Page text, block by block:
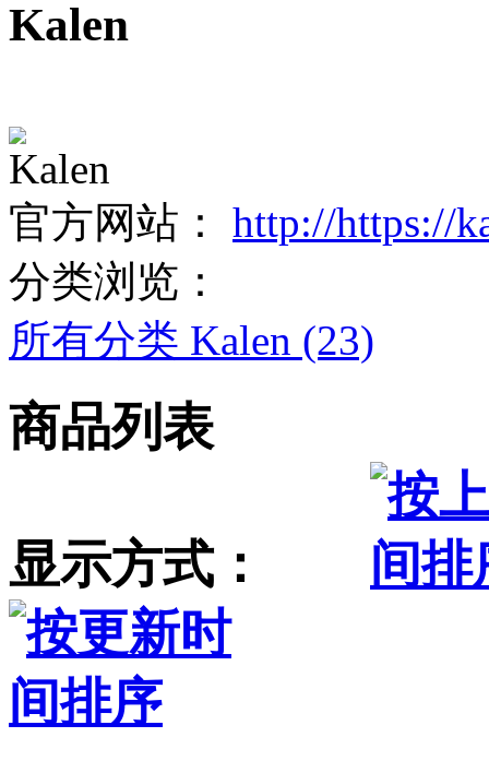
Kalen
Kalen
官方网站： http://https://
分类浏览：
所有分类 Kalen (23)
商品列表
显示方式：